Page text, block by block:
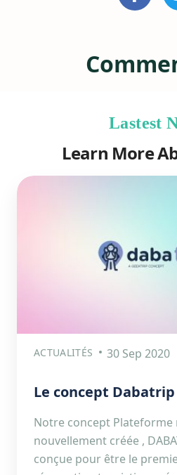
Lastest
Learn More
ACTUALITÉS 30 Sep 2020
Le concept Dabatrip
Notre concept Plateforme
nouvellement créée ,
conçue pour être le